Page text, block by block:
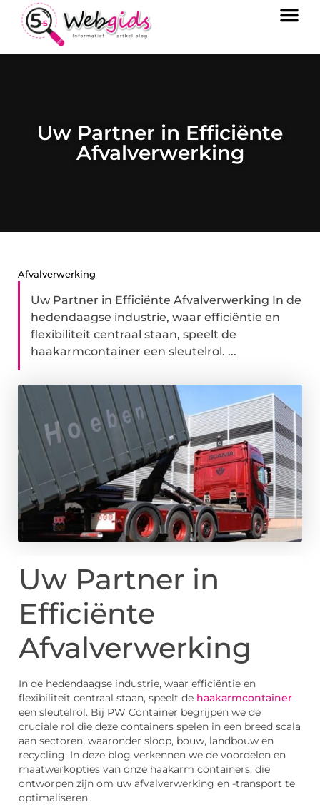
Uw Partner in Efficiënte
Afvalverwerking
Afvalverwerking
Uw Partner in Efficiënte Afvalverwerking In de
hedendaagse industrie, waar efficiëntie en
flexibiliteit centraal staan, speelt de
haakarmcontainer een sleutelrol. ...
Uw Partner in
Efficiënte
Afvalverwerking
In de hedendaagse industrie, waar efficiëntie en
flexibiliteit centraal staan, speelt de haakarmcontainer
een sleutelrol. Bij PW Container begrijpen we de
cruciale rol die deze containers spelen in een breed scala
aan sectoren, waaronder sloop, bouw, landbouw en
recycling. In deze blog verkennen we de voordelen en
maatwerkopties van onze haakarm containers, die
ontworpen zijn om uw afvalverwerking en -transport te
optimaliseren.